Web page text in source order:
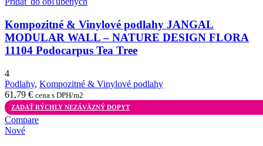
Kompozitné & Vinylové podlahy JANGAL
MODULAR WALL – NATURE DESIGN FLORA
11104 Podocarpus Tea Tree
4
Podlahy, Kompozitné & Vinylové podlahy
61,79 € cena s DPH/m2
ZADAŤ RÝCHLY NEZÁVÄZNÝ DOPYT
Compare
Nové